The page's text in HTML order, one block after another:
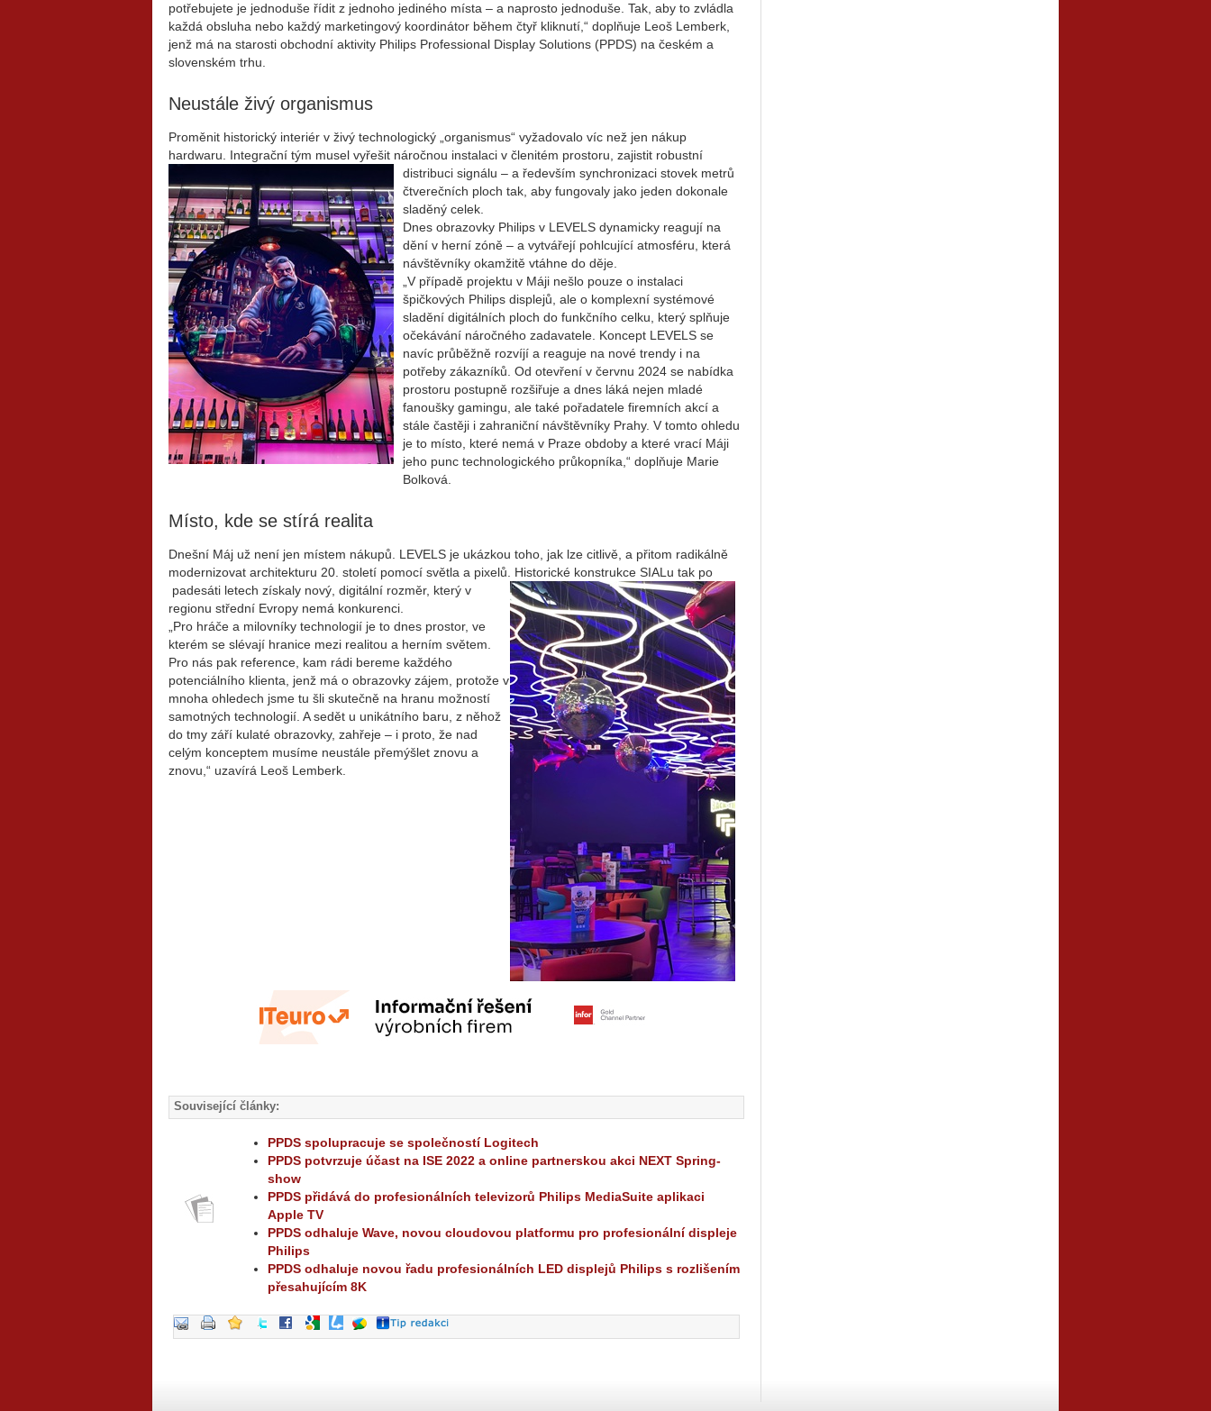
potřebujete je jednoduše řídit z jednoho jediného místa – a naprosto jednoduše. Tak, aby to zvládla
každá obsluha nebo každý marketingový koordinátor během čtyř kliknutí,“ doplňuje Leoš Lemberk,
jenž má na starosti obchodní aktivity Philips Professional Display Solutions (PPDS) na českém a
slovenském trhu.
Neustále živý organismus
Proměnit historický interiér v živý technologický „organismus“ vyžadovalo víc než jen nákup
hardwaru. Integrační tým musel vyřešit náročnou instalaci v členitém prostoru, zajistit robustní
distribuci signálu – a ředevším synchronizaci stovek metrů
čtverečních ploch tak, aby fungovaly jako jeden dokonale
sladěný celek.
Dnes obrazovky Philips v LEVELS dynamicky reagují na
dění v herní zóně – a vytvářejí pohlcující atmosféru, která
návštěvníky okamžitě vtáhne do děje.
„V případě projektu v Máji nešlo pouze o instalaci
špičkových Philips displejů, ale o komplexní systémové
sladění digitálních ploch do funkčního celku, který splňuje
očekávání náročného zadavatele. Koncept LEVELS se
navíc průběžně rozvíjí a reaguje na nové trendy i na
potřeby zákazníků. Od otevření v červnu 2024 se nabídka
prostoru postupně rozšiřuje a dnes láká nejen mladé
fanoušky gamingu, ale také pořadatele firemních akcí a
stále častěji i zahraniční návštěvníky Prahy. V tomto ohledu
je to místo, které nemá v Praze obdoby a které vrací Máji
jeho punc technologického průkopníka,“ doplňuje Marie
Bolková.
Místo, kde se stírá realita
Dnešní Máj už není jen místem nákupů. LEVELS je ukázkou toho, jak lze citlivě, a přitom radikálně
modernizovat architekturu 20. století pomocí světla a pixelů. Historické konstrukce SIALu tak po
padesáti letech získaly nový, digitální rozměr, který v
regionu střední Evropy nemá konkurenci.
„Pro hráče a milovníky technologií je to dnes prostor, ve
kterém se slévají hranice mezi realitou a herním světem.
Pro nás pak reference, kam rádi bereme každého
potenciálního klienta, jenž má o obrazovky zájem, protože v
mnoha ohledech jsme tu šli skutečně na hranu možností
samotných technologií. A sedět u unikátního baru, z něhož
do tmy září kulaté obrazovky, zahřeje – i proto, že nad
celým konceptem musíme neustále přemýšlet znovu a
znovu,“ uzavírá Leoš Lemberk.
Související články:
PPDS spolupracuje se společností Logitech
PPDS potvrzuje účast na ISE 2022 a online partnerskou akci NEXT Spring-
show
PPDS přidává do profesionálních televizorů Philips MediaSuite aplikaci
Apple TV
PPDS odhaluje Wave, novou cloudovou platformu pro profesionální displeje
Philips
PPDS odhaluje novou řadu profesionálních LED displejů Philips s rozlišením
přesahujícím 8K